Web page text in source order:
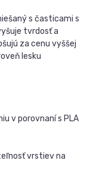
s časticami s
tvrdosť a
za cenu vyššej
lesku
v porovnaní s PLA
vrstiev na